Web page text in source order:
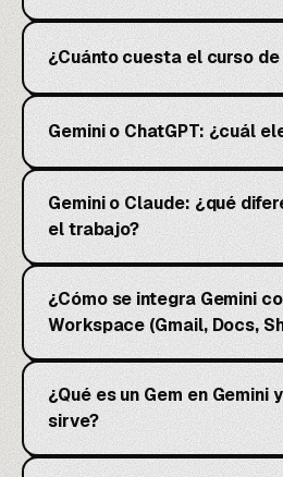
¿Cuánto cuesta el curso de
Gemini o ChatGPT: ¿cuál
Gemini o Claude: ¿qué
el trabajo?
¿Cómo se integra Gemini
Workspace (Gmail, Docs,
¿Qué es un Gem en Gemini
sirve?